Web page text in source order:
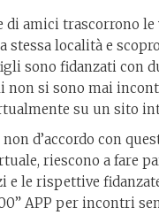
di amici trascorrono le
stessa località e
sono fidanzati con
non si sono mai
su un sito
d’accordo con
riescono a fare
e le rispettive
APP per incontri